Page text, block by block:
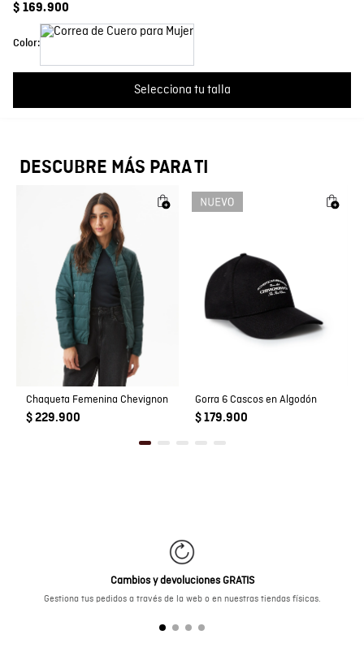
$ 169.900
Color:
Selecciona tu talla
Color
País de Fabricación
Más reciente Todos
Cargando comentarios…
DESCUBRE MÁS PARA TI
Chaqueta Femenina Chevignon
$ 229.900
Gorra 6 Cascos en Algodón
$ 179.900
Cambios y devoluciones GRATIS
Gestiona tus pedidos a través de la web o en nuestras tiendas físicas.